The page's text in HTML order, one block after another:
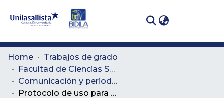
Communities
& Collections
All of DSpace
Home
Trabajos de grado
Facultad de Ciencias Sociales y Educación
Comunicación y periodismo
Protocolo de uso para el correcto funcionamiento de la plataforma de microblog para clientes contratantes de herramientas de vigilancia estratégica de Negocios Realrisk